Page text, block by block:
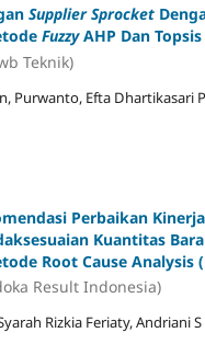
Supplier Sprocket
FuzzyAHP Dan Topsis
Teknik)
Purwanto, Efta Dhartikasari
Perbaikan
Kuantitas
Root Cause Analysis
Result Indonesia)
Rizkia Feriaty, Andriani S